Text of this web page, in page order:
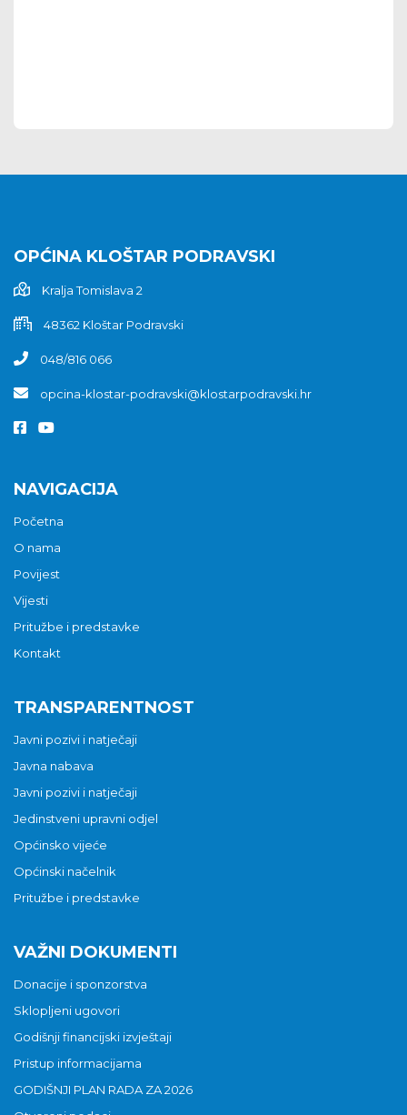
OPĆINA KLOŠTAR PODRAVSKI
Kralja Tomislava 2
48362 Kloštar Podravski
048/816 066
opcina-klostar-podravski@klostarpodravski.hr
NAVIGACIJA
Početna
O nama
Povijest
Vijesti
Pritužbe i predstavke
Kontakt
TRANSPARENTNOST
Javni pozivi i natječaji
Javna nabava
Javni pozivi i natječaji
Jedinstveni upravni odjel
Općinsko vijeće
Općinski načelnik
Pritužbe i predstavke
VAŽNI DOKUMENTI
Donacije i sponzorstva
Sklopljeni ugovori
Godišnji financijski izvještaji
Pristup informacijama
GODIŠNJI PLAN RADA ZA 2026